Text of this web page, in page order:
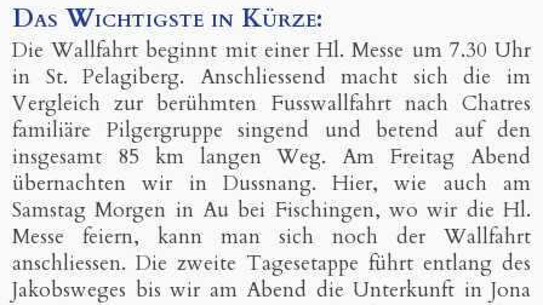
Das Wichtigste in Kürze:
Die Wallfahrt beginnt mit einer Hl. Messe um 7.30 Uhr
in St. Pelagiberg. Anschliessend macht sich die im
Vergleich zur berühmten Fusswallfahrt nach Chatres
familiäre Pilgergruppe singend und betend auf den
insgesamt 85 km langen Weg. Am Freitag Abend
übernachten wir in Dussnang. Hier, wie auch am
Samstag Morgen in Au bei Fischingen, wo wir die Hl.
Messe feiern, kann man sich noch der Wallfahrt
anschliessen. Die zweite Tagesetappe führt entlang des
Jakobsweges bis wir am Abend die Unterkunft in Jona